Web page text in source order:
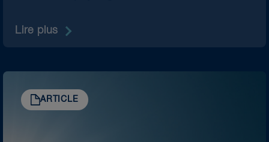
Lire plus
ARTICLE